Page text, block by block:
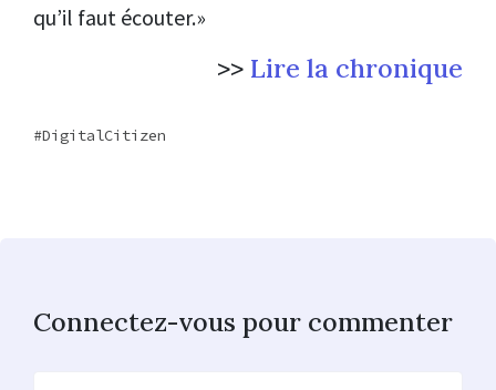
qu’il faut écouter.»
>> Lire la chronique
DigitalCitizen
Connectez-vous pour commenter